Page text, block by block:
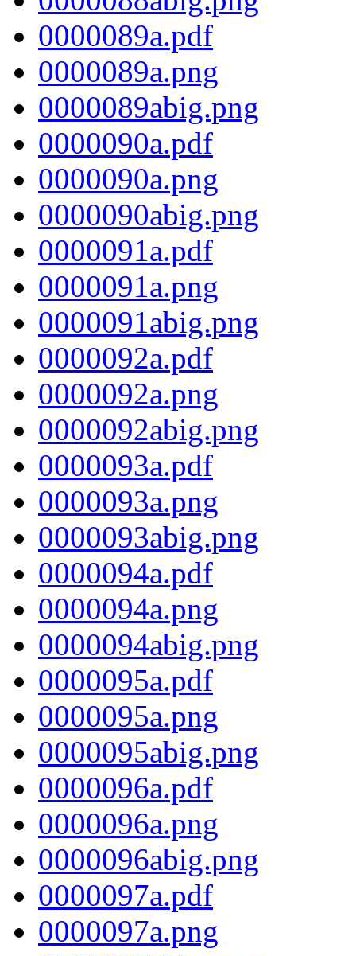
0000089a.pdf
0000089a.png
0000089abig.png
0000090a.pdf
0000090a.png
0000090abig.png
0000091a.pdf
0000091a.png
0000091abig.png
0000092a.pdf
0000092a.png
0000092abig.png
0000093a.pdf
0000093a.png
0000093abig.png
0000094a.pdf
0000094a.png
0000094abig.png
0000095a.pdf
0000095a.png
0000095abig.png
0000096a.pdf
0000096a.png
0000096abig.png
0000097a.pdf
0000097a.png